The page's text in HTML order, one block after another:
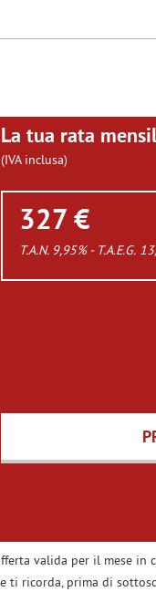
La tua rata
(IVA inclusa)
327 €
T.A.N. 9,95% - T.A.E.G.
valida per il mese
ti ricorda, prima di